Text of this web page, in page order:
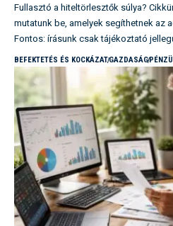
Fullasztó a hiteltörlesztők súlya?
mutatunk be, amelyek segíthetnek az
Fontos: írásunk csak tájékoztató
BEFEKTETÉS ÉS KOCKÁZATGAZDASÁG